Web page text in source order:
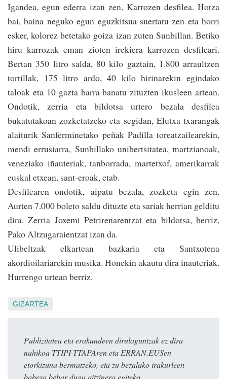
Igandea, egun ede­rra izan zen, Karrozen desfilea. Hotza
bai, baina neguko egun eguz­kitsua suertatu zen eta horri
esker, kolorez betetako goiza izan zuten Sunbillan. Betiko
hiru karrozak eman zioten irekiera karrozen desfileari.
Bertan 350 litro salda, 80 kilo gaztain, 1.800 arraultzen
tortillak, 175 litro ardo, 40 kilo hirinarekin egindako
taloak eta 10 gazta barra banatu zituzten ikusleen artean.
Ondotik, ze­rria eta bildotsa urtero bezala desfilea
bukatutakoan zozketatzeko eta segidan, Elutxa txaran­gak
alaiturik Sanferminetako peñak Padilla toreatzailearekin,
mendi errusiarra, Sunbillako unibertsitatea, martzianoak,
veneziako iñauteriak, tanborrada, martetxof, amerikarrak
euskal etxean, sant-eroak, etab.
Desfilearen ondotik, aipatu bezala, zozketa egin zen.
Aurten 7.000 boleto saldu dituzte eta sariak herrian gelditu
dira. Zerria Joxemi Petrirenarentzat eta bildo­tsa, berriz,
Pako Altzugaraientzat izan da.
Ulibeltzak elkartean bazkaria eta Santxotena
akordioilariarekin musika. Honekin akautu dira inauteriak.
Hu­rrengo urtean berriz.
GIZARTEA
Publizitatea eta erakundeen dirulaguntzak ez dira
nahikoa TTIPI-TTAPAren eta ERRAN.EUSen
etorkizuna bermatzeko, eta zu bezalako irakurleen